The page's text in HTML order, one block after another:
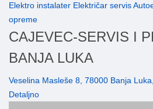
Elektro instalater Električar servis
opreme
CAJEVEC-SERVIS I
BANJA LUKA
Veselina Masleše 8, 78000 Banja
Detaljno